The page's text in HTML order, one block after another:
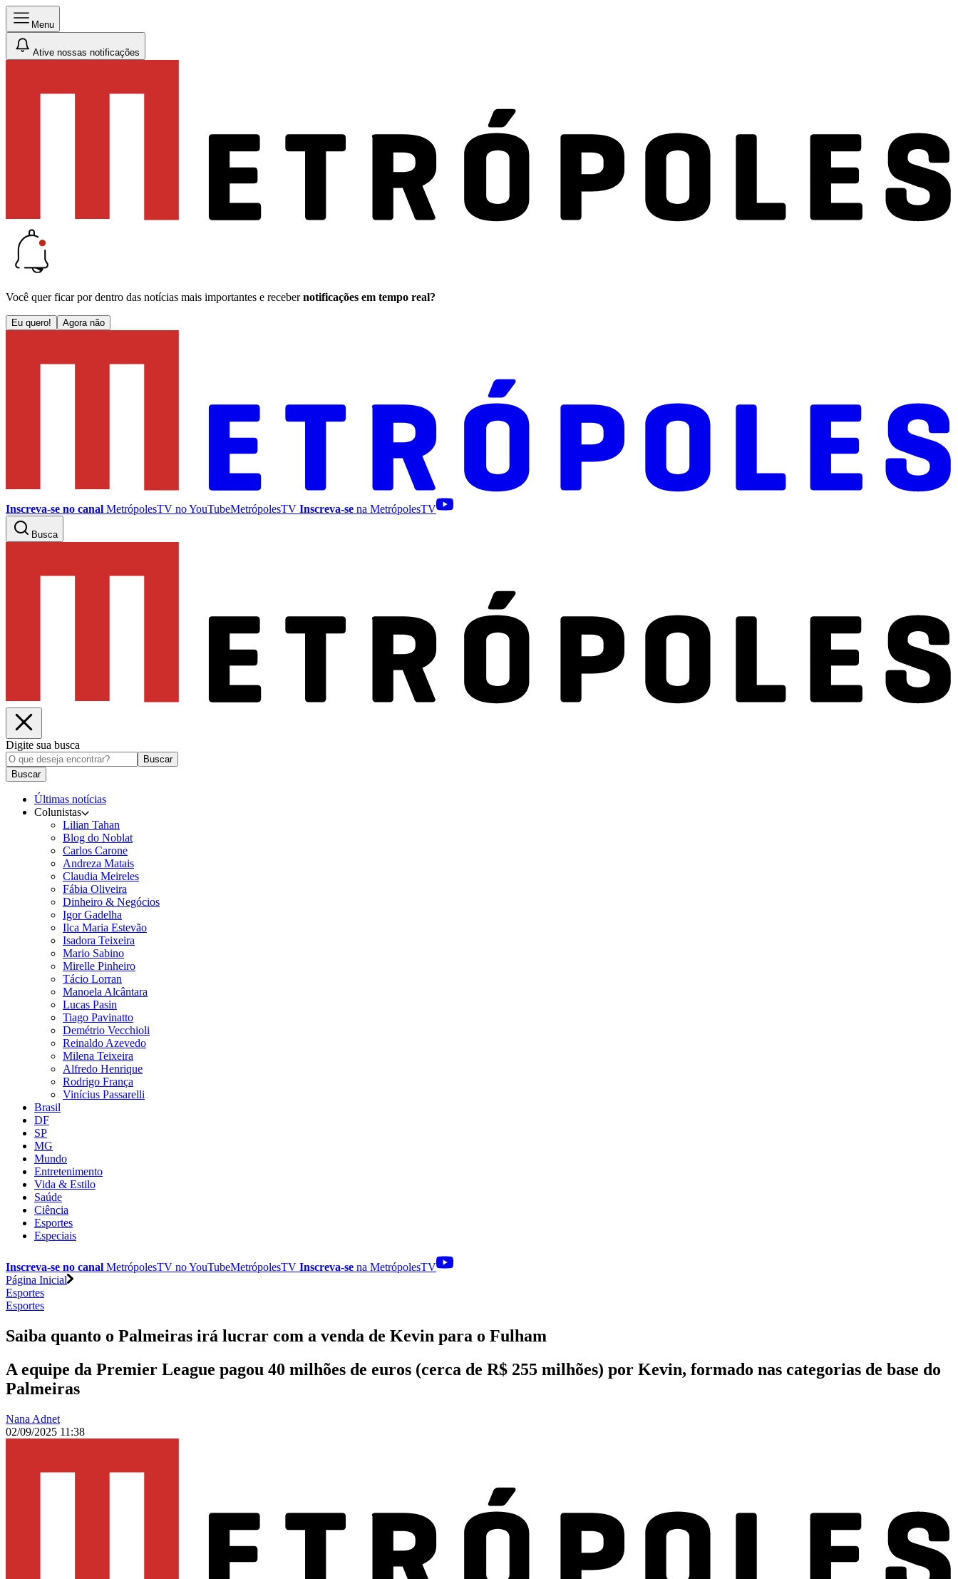
Menu
Ative nossas notificações
Você quer ficar por dentro das notícias mais importantes e receber notificações em tempo real?
Eu quero! Agora não
Inscreva-se no canal MetrópolesTV noYouTubeMetrópolesTV Inscreva-se na MetrópolesTV
Busca
Digite sua busca
Buscar
Buscar
Últimas notícias
Colunistas
Lilian Tahan
Blog do Noblat
Carlos Carone
Andreza Matais
Claudia Meireles
Fábia Oliveira
Dinheiro & Negócios
Igor Gadelha
Ilca Maria Estevão
Isadora Teixeira
Mario Sabino
Mirelle Pinheiro
Tácio Lorran
Manoela Alcântara
Lucas Pasin
Tiago Pavinatto
Demétrio Vecchioli
Reinaldo Azevedo
Milena Teixeira
Alfredo Henrique
Rodrigo França
Vinícius Passarelli
Brasil
DF
SP
MG
Mundo
Entretenimento
Vida & Estilo
Saúde
Ciência
Esportes
Especiais
Inscreva-se no canal MetrópolesTV noYouTubeMetrópolesTV Inscreva-se na MetrópolesTV
Página Inicial
Esportes
Esportes
Saiba quanto o Palmeiras irá lucrar com a venda de Kevin para o Fulham
A equipe da Premier League pagou 40 milhões de euros (cerca de R$ 255 milhões) por Kevin, formado nas categorias de base do
Palmeiras
Nana Adnet
02/09/2025 11:38